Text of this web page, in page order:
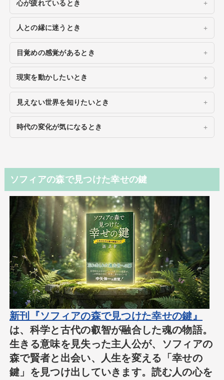
心が疲れているとき
人との縁に迷うとき
目覚めの感覚があるとき
現実を動かしたいとき
見えない世界を知りたいとき
時代の変化が気になるとき
ソフィアの森で見つけた幸せの鍵
新刊『ソフィアの森で見つけた幸せの鍵』
は、科学と古代の叡智が融合した魂の物語。
生きる意味を見失った主人公が、ソフィアの
森で賢者と出会い、人生を変える「幸せの
鍵」を見つけ出していきます。読む人の心を